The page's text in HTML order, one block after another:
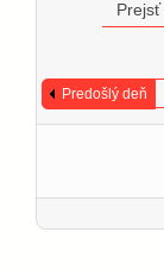
Predošlý deň